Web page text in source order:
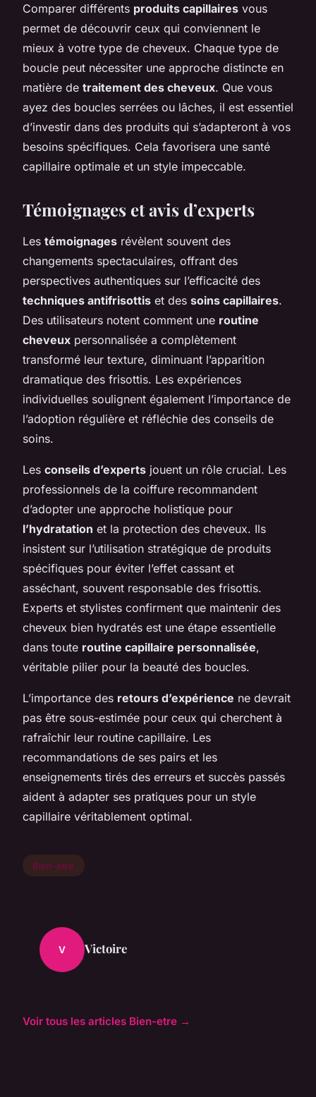
Comparer différents produits capillaires vous
permet de découvrir ceux qui conviennent le
mieux à votre type de cheveux. Chaque type de
boucle peut nécessiter une approche distincte en
matière de traitement des cheveux. Que vous
ayez des boucles serrées ou lâches, il est essentiel
d’investir dans des produits qui s’adapteront à vos
besoins spécifiques. Cela favorisera une santé
capillaire optimale et un style impeccable.
Témoignages et avis d’experts
Les témoignages révèlent souvent des
changements spectaculaires, offrant des
perspectives authentiques sur l’efficacité des
techniques antifrisottis et des soins capillaires.
Des utilisateurs notent comment une routine
cheveux personnalisée a complètement
transformé leur texture, diminuant l’apparition
dramatique des frisottis. Les expériences
individuelles soulignent également l’importance de
l’adoption régulière et réfléchie des conseils de
soins.
Les conseils d’experts jouent un rôle crucial. Les
professionnels de la coiffure recommandent
d’adopter une approche holistique pour
l’hydratation et la protection des cheveux. Ils
insistent sur l’utilisation stratégique de produits
spécifiques pour éviter l’effet cassant et
asséchant, souvent responsable des frisottis.
Experts et stylistes confirment que maintenir des
cheveux bien hydratés est une étape essentielle
dans toute routine capillaire personnalisée,
véritable pilier pour la beauté des boucles.
L’importance des retours d’expérience ne devrait
pas être sous-estimée pour ceux qui cherchent à
rafraîchir leur routine capillaire. Les
recommandations de ses pairs et les
enseignements tirés des erreurs et succès passés
aident à adapter ses pratiques pour un style
capillaire véritablement optimal.
Bien-etre
V Victoire
Voir tous les articles Bien-etre →